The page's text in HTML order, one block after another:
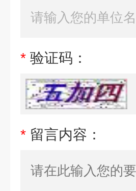
* 验证码：
* 留言内容：